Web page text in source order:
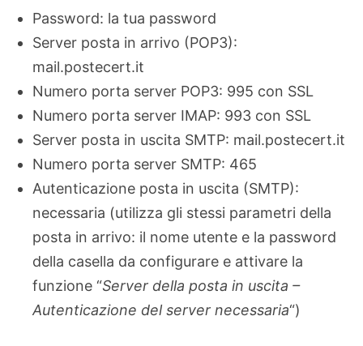
Password: la tua password
Server posta in arrivo (POP3):
mail.postecert.it
Numero porta server POP3: 995 con SSL
Numero porta server IMAP: 993 con SSL
Server posta in uscita SMTP: mail.postecert.it
Numero porta server SMTP: 465
Autenticazione posta in uscita (SMTP):
necessaria (utilizza gli stessi parametri della
posta in arrivo: il nome utente e la password
della casella da configurare e attivare la
funzione “Server della posta in uscita –
Autenticazione del server necessaria“)